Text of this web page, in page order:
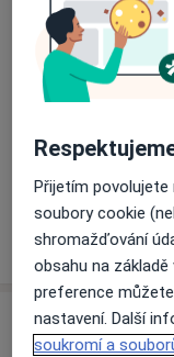
Dostupnost
Na této adrese
Co mám v
Na teto adrese
Detaily
Názory
Přijetím
soubory cookie
shromažďování
obsahu na
preference
nastavení. Další
soukromí a